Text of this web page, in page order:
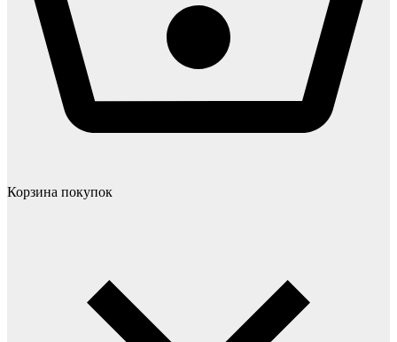
Корзина покупок